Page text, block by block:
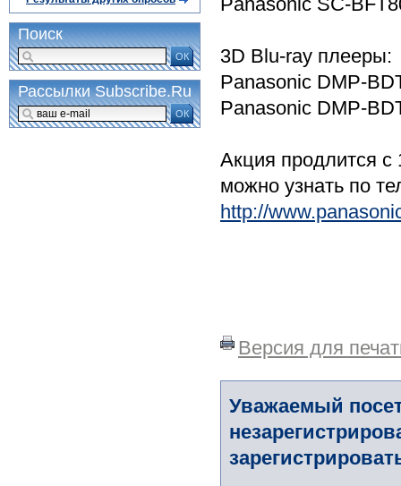
3D Blu-ray плееры:
Panasonic DMP-
Panasonic DMP-
Акция продлится с
можно узнать по
http://
Версия для
Уважаемый
Поиск
ОК
Рассылки Subscribe.Ru
ОК